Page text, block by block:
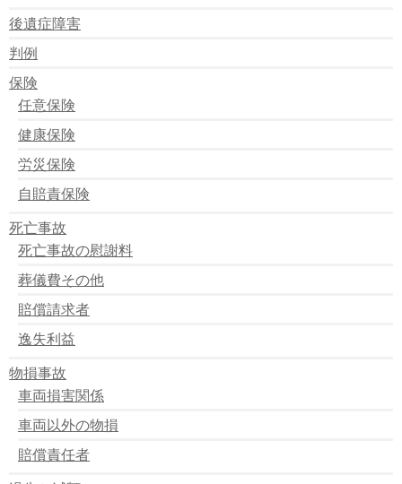
後遺症障害
判例
保険
任意保険
健康保険
労災保険
自賠責保険
死亡事故
死亡事故の慰謝料
葬儀費その他
賠償請求者
逸失利益
物損事故
車両損害関係
車両以外の物損
賠償責任者